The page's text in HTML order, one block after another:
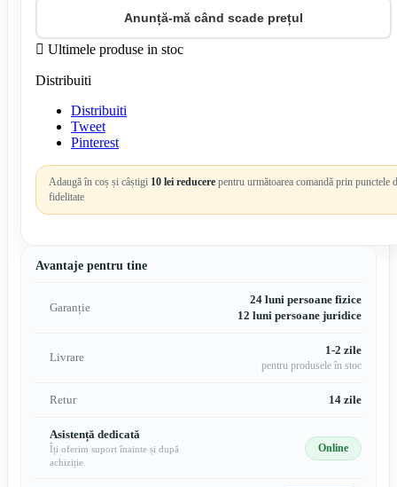
Avantaje pentru tine
Garanție
24 luni persoane fizice
12 luni persoane juridice
Livrare
1-2 zile
pentru produsele în stoc
Retur 14 zile
Asistență dedicată
Îți oferim suport înainte și după
achiziție
Online
Anunță-mă când scade prețul
 Ultimele produse in stoc
Distribuiti
Distribuiti
Tweet
Pinterest
Adaugă în coș și câștigi 10 lei reducere pentru următoarea comandă prin punctele
fidelitate